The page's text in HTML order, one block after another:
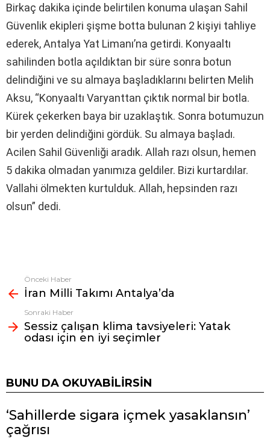
Birkaç dakika içinde belirtilen konuma ulaşan Sahil
Güvenlik ekipleri şişme botta bulunan 2 kişiyi tahliye
ederek, Antalya Yat Limanı’na getirdi. Konyaaltı
sahilinden botla açıldıktan bir süre sonra botun
delindiğini ve su almaya başladıklarını belirten Melih
Aksu, “Konyaaltı Varyanttan çıktık normal bir botla.
Kürek çekerken baya bir uzaklaştık. Sonra botumuzun
bir yerden delindiğini gördük. Su almaya başladı.
Acilen Sahil Güvenliği aradık. Allah razı olsun, hemen
5 dakika olmadan yanımıza geldiler. Bizi kurtardılar.
Vallahi ölmekten kurtulduk. Allah, hepsinden razı
olsun” dedi.
Fazlasına
bak
Önceki Haber
İran Milli Takımı Antalya’da
Sonraki Haber
Sessiz çalışan klima tavsiyeleri: Yatak
odası için en iyi seçimler
BUNU DA OKUYABILIRSIN
‘Sahillerde sigara içmek yasaklansın’
çağrısı